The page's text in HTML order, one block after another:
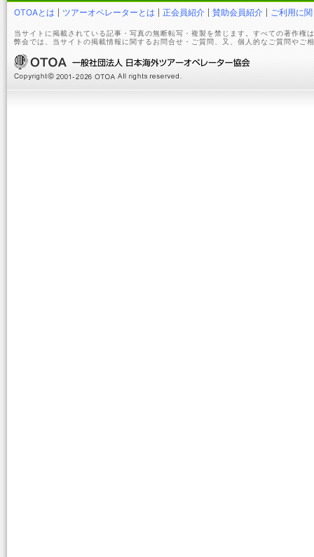
OTOAとは ツアーオペレーターとは 正会員紹介 賛助会員紹介 ご利用に
当サイトに掲載されている記事・写真の無断転写・複製を禁じます。すべての著作権
弊会では、当サイトの掲載情報に関するお問合せ・ご質問、又、個人的なご質問やご